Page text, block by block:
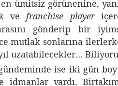
ümitsiz görünenine,
ve franchise player
gönderip bir
mutlak sonlarına
uzatabilecekler…
ise iki gün
idmanlar vardı.